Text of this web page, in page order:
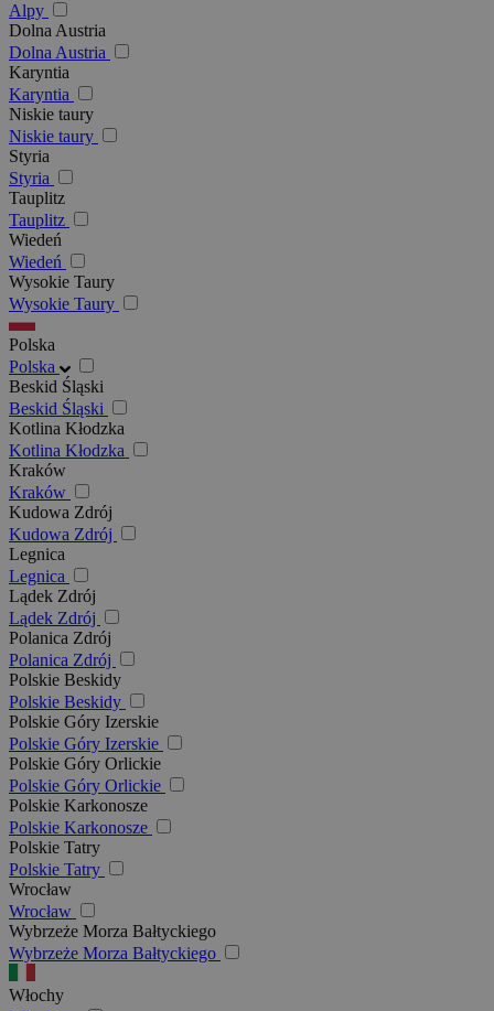
Alpy
Dolna Austria
Dolna Austria
Karyntia
Karyntia
Niskie taury
Niskie taury
Styria
Styria
Tauplitz
Tauplitz
Wiedeń
Wiedeń
Wysokie Taury
Wysokie Taury
Polska
Polska
Beskid Śląski
Beskid Śląski
Kotlina Kłodzka
Kotlina Kłodzka
Kraków
Kraków
Kudowa Zdrój
Kudowa Zdrój
Legnica
Legnica
Lądek Zdrój
Lądek Zdrój
Polanica Zdrój
Polanica Zdrój
Polskie Beskidy
Polskie Beskidy
Polskie Góry Izerskie
Polskie Góry Izerskie
Polskie Góry Orlickie
Polskie Góry Orlickie
Polskie Karkonosze
Polskie Karkonosze
Polskie Tatry
Polskie Tatry
Wrocław
Wrocław
Wybrzeże Morza Bałtyckiego
Wybrzeże Morza Bałtyckiego
Włochy